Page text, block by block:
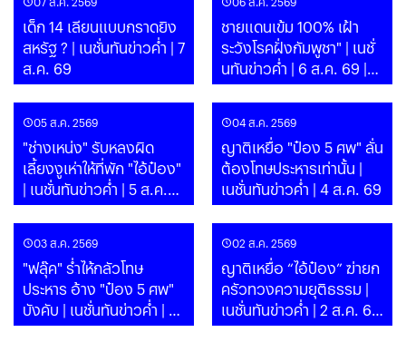
เด็ก 14 เลียนแบบกราดยิง
สหรัฐ ? | เนชั่นทันข่าวค่ำ | 7
ส.ค. 69
ชายแดนเข้ม 100% เฝ้า
ระวังโรคฝั่งกัมพูชา" | เนชั่
นทันข่าวค่ำ | 6 ส.ค. 69 |
PART
05 ส.ค. 2569
"ช่างเหน่ง" รับหลงผิด
เลี้ยงงูเห่าให้ที่พัก "ไอ้ป๋อง"
| เนชั่นทันข่าวค่ำ | 5 ส.ค.
69 | PART
04 ส.ค. 2569
ญาติเหยื่อ "ป๋อง 5 ศพ" ลั่น
ต้องโทษประหารเท่านั้น |
เนชั่นทันข่าวค่ำ | 4 ส.ค. 69
03 ส.ค. 2569
"ฟลุ๊ค" ร่ำไห้กลัวโทษ
ประหาร อ้าง "ป๋อง 5 ศพ"
บังคับ | เนชั่นทันข่าวค่ำ | 3
ส.ค. 69
02 ส.ค. 2569
ญาติเหยื่อ “ไอ้ป๋อง” ฆ่ายก
ครัวทวงความยุติธรรม |
เนชั่นทันข่าวค่ำ | 2 ส.ค. 69
| PART